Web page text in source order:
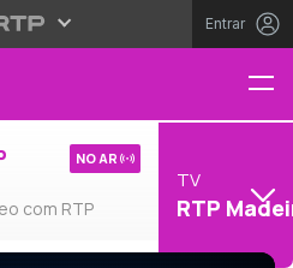
Entrar
com RTP
NO AR
TV
RTP